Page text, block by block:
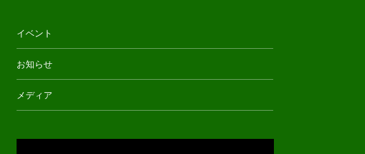
イベント
お知らせ
メディア